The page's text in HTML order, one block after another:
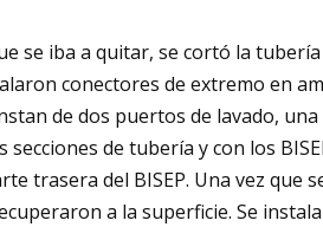
se iba a quitar, se cortó la tubería
conectores de extremo en
de dos puertos de lavado,
de tubería y con los
trasera del BISEP. Una vez que
a la superficie. Se